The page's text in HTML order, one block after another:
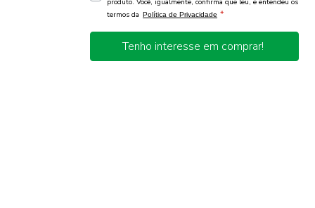
produto. Você, igualmente, confirma que leu, e entendeu os
termos da Política de Privacidade *
Tenho interesse em comprar!